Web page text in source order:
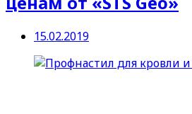
15.02.2019